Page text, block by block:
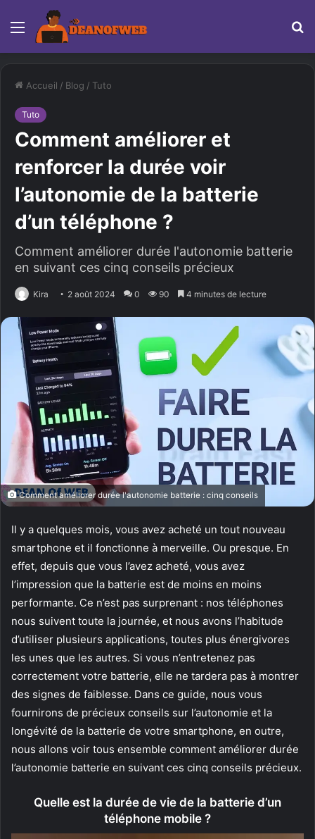
Menu
Accueil / Blog / Tuto
Tuto
Comment améliorer et
renforcer la durée voir
l’autonomie de la batterie
d’un téléphone ?
Comment améliorer durée l'autonomie batterie
en suivant ces cinq conseils précieux
Kira 2 août 2024 0 90 4 minutes de lecture
Comment améliorer durée l'autonomie batterie : cinq conseils
Il y a quelques mois, vous avez acheté un tout nouveau
smartphone et il fonctionne à merveille. Ou presque. En
effet, depuis que vous l’avez acheté, vous avez
l’impression que la batterie est de moins en moins
performante. Ce n’est pas surprenant : nos téléphones
nous suivent toute la journée, et nous avons l’habitude
d’utiliser plusieurs applications, toutes plus énergivores
les unes que les autres. Si vous n’entretenez pas
correctement votre batterie, elle ne tardera pas à montrer
des signes de faiblesse. Dans ce guide, nous vous
fournirons de précieux conseils sur l’autonomie et la
longévité de la batterie de votre smartphone, en outre,
nous allons voir tous ensemble comment améliorer durée
l’autonomie batterie en suivant ces cinq conseils précieux.
Quelle est la durée de vie de la batterie d’un
téléphone mobile ?